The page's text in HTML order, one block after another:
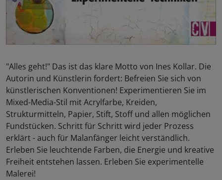
"Alles geht!" Das ist das klare Motto von Ines Kollar. Die
Autorin und Künstlerin fordert: Befreien Sie sich von
künstlerischen Konventionen! Experimentieren Sie im
Mixed-Media-Stil mit Acrylfarbe, Kreiden,
Strukturmitteln, Papier, Stift, Stoff und allen möglichen
Fundstücken. Schritt für Schritt wird jeder Prozess
erklärt - auch für Malanfänger leicht verständlich.
Erleben Sie leuchtende Farben, die Energie und kreative
Freiheit entstehen lassen. Erleben Sie experimentelle
Malerei!